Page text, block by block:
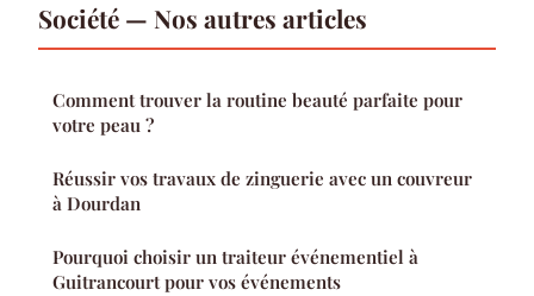
Société — Nos autres articles
Comment trouver la routine beauté parfaite pour
votre peau ?
Réussir vos travaux de zinguerie avec un couvreur
à Dourdan
Pourquoi choisir un traiteur événementiel à
Guitrancourt pour vos événements